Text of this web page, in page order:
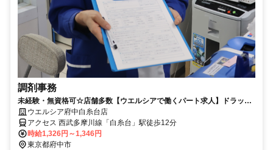
調剤事務
未経験・無資格可☆店舗多数【ウエルシアで働くパート求人】ドラッグ
ストアの調剤事務
ウエルシア府中白糸台店
アクセス 西武多摩川線「白糸台」駅徒歩12分
時給1,326円～1,346円
東京都府中市